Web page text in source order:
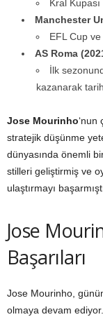
Kral
Manchester
EFL Cup
AS Roma
İlk
kazanarak
Jose Mourinho‘nun
stratejik düşünme
dünyasında önemli
stilleri geliştirmiş ve
ulaştırmayı
Jose
Başarıları
Jose Mourinho,
olmaya devam